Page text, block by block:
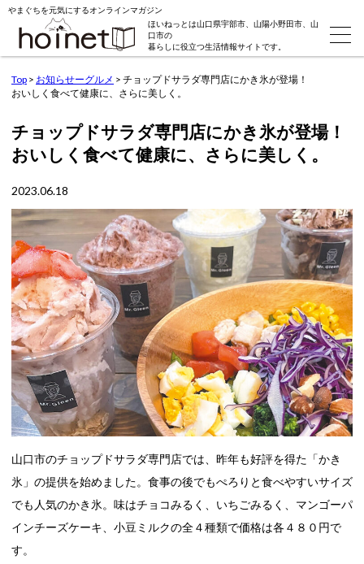
やまぐちを元気にするオンラインマガジン
ほいねっとは山口県宇部市、山陽小野田市、山
口市の
暮らしに役立つ生活情報サイトです。
Top > お知らせーグルメ > チョップドサラダ専門店にかき氷が登場！
おいしく食べて健康に、さらに美しく。
チョップドサラダ専門店にかき氷が登場！
おいしく食べて健康に、さらに美しく。
2023.06.18
山口市のチョップドサラダ専門店では、昨年も好評を得た「かき
氷」の提供を始めました。食事の後でもぺろりと食べやすいサイズ
でも人気のかき氷。味はチョコみるく、いちごみるく、マンゴーパ
インチーズケーキ、小豆ミルクの全４種類で価格は各４８０円で
す。